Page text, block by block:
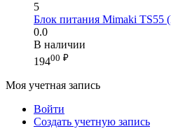
5
Блок питания Mimaki TS55
0.0
В наличии
19400 ₽
Моя учетная запись
Войти
Создать учетную запись